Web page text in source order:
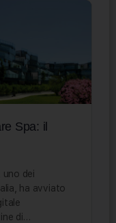
Spa: il
uno dei
ha avviato
di…